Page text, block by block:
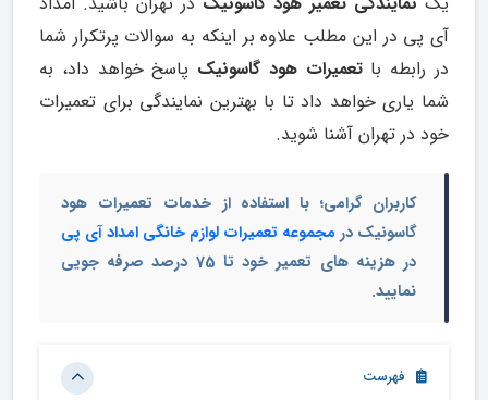
آی پی در این مطلب علاوه بر اینکه به سوالات پرتکرار شما
در رابطه باتعمیرات هود گاسونیک پاسخ خواهد داد، به
شما یاری خواهد داد تا با بهترین نمایندگی برای تعمیرات
خود در تهران آشنا شوید.
کاربران گرامی؛ با استفاده از خدمات تعمیرات هود
گاسونیک در مجموعه تعمیرات لوازم خانگی امداد آی پی
در هزینه های تعمیر خود تا 75 درصد صرفه جویی
نمایید.
فهرست